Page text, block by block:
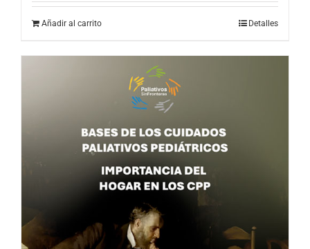
Añadir al carrito Detalles